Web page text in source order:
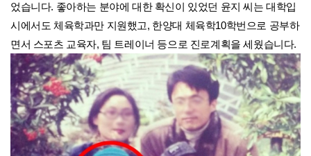
었습니다. 좋아하는 분야에 대한 확신이 있었던 윤지 씨는 대학입
시에서도 체육학과만 지원했고, 한양대 체육학10학번으로 공부하
면서 스포츠 교육자, 팀 트레이너 등으로 진로계획을 세웠습니다.